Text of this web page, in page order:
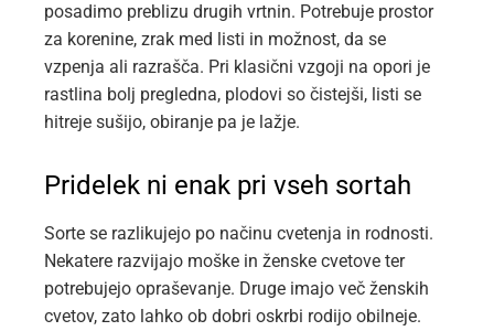
posadimo preblizu drugih vrtnin. Potrebuje prostor
za korenine, zrak med listi in možnost, da se
vzpenja ali razrašča. Pri klasični vzgoji na opori je
rastlina bolj pregledna, plodovi so čistejši, listi se
hitreje sušijo, obiranje pa je lažje.
Pridelek ni enak pri vseh sortah
Sorte se razlikujejo po načinu cvetenja in rodnosti.
Nekatere razvijajo moške in ženske cvetove ter
potrebujejo opraševanje. Druge imajo več ženskih
cvetov, zato lahko ob dobri oskrbi rodijo obilneje.